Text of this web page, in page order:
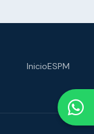
InicioESPM